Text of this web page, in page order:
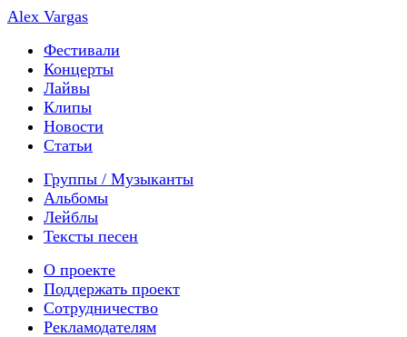
Alex Vargas
Фестивали
Концерты
Лайвы
Клипы
Новости
Статьи
Группы / Музыканты
Альбомы
Лейблы
Тексты песен
О проекте
Поддержать проект
Сотрудничество
Рекламодателям